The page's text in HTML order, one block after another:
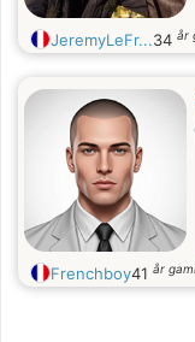
JeremyLeFr...34 år
Frenchboy41 år